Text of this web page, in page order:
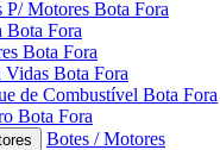
P/ Motores Bota Fora
Bota Fora
Bota Fora
Vidas Bota Fora
de Combustível Bota Fora
Bota Fora
Botes / Motores